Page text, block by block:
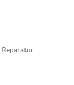
Reparatur